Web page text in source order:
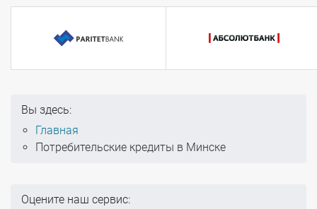
Вы здесь:
Главная
Потребительские кредиты в Минске
Оцените наш сервис: